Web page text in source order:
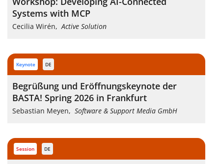
Systems with MCP
Cecilia Wirén,Active Solution
keynote DE
Begrüßung und Eröffnungskeynote der
BASTA! Spring 2026 in Frankfurt
Sebastian Meyen, Software & Support Media GmbH
session DE